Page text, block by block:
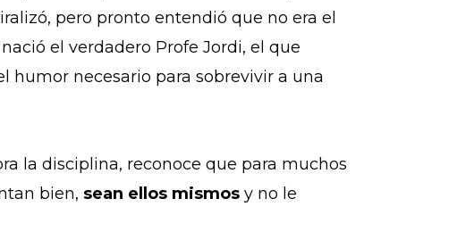
pero pronto entendió que no era el
el verdadero Profe Jordi, el que
humor necesario para sobrevivir a una
la disciplina, reconoce que para muchos
bien, sean ellos mismos y no le